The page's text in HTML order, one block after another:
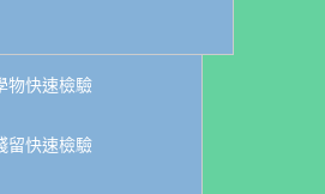
物快速檢驗
留快速檢驗